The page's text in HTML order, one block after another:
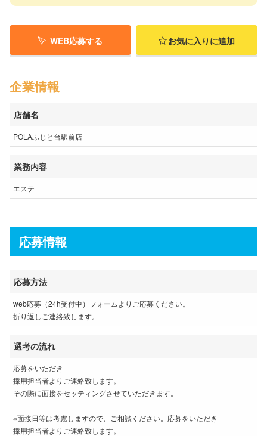
WEB応募する お気に入りに追加
企業情報
店舗名
POLAふじと台駅前店
業務内容
エステ
応募情報
応募方法
web応募（24h受付中）フォームよりご応募ください。
折り返しご連絡致します。
選考の流れ
応募をいただき
採用担当者よりご連絡致します。
その際に面接をセッティングさせていただきます。
※面接日等は考慮しますので、ご相談ください。応募をいただき
採用担当者よりご連絡致します。